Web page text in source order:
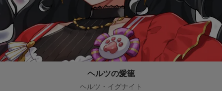
ヘルツの愛籠
ヘルツ・イグナイト